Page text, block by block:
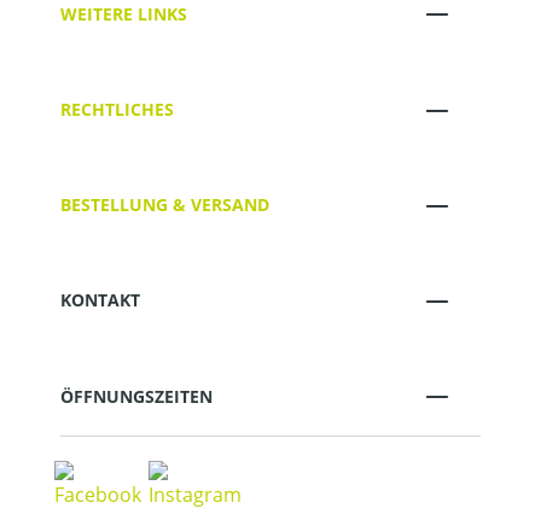
WEITERE LINKS
RECHTLICHES
BESTELLUNG & VERSAND
KONTAKT
ÖFFNUNGSZEITEN